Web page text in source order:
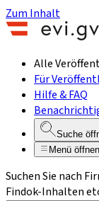
Zum Inhalt
Alle
Für
Hilfe & FAQ
Suche
Menü öffnen
Suchen Sie nach
Findok-Inhalten